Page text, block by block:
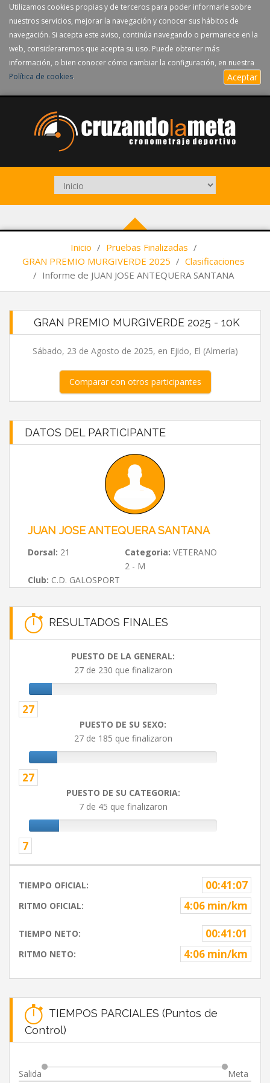
Utilizamos cookies propias y de terceros para poder informarle sobre
nuestros servicios, mejorar la navegación y conocer sus hábitos de
navegación. Si acepta este aviso, continúa navegando o permanece en la
web, consideraremos que acepta su uso. Puede obtener más
información, o bien conocer cómo cambiar la configuración, en nuestra
Política de cookies. Aceptar
Inicio / Pruebas Finalizadas /
GRAN PREMIO MURGIVERDE 2025 / Clasificaciones
/ Informe de JUAN JOSE ANTEQUERA SANTANA
GRAN PREMIO MURGIVERDE 2025 - 10K
Sábado, 23 de Agosto de 2025, en Ejido, El (Almería)
Comparar con otros participantes
DATOS DEL PARTICIPANTE
JUAN JOSE ANTEQUERA SANTANA
Dorsal: 21 Categoria: VETERANO
2 - M
Club: C.D. GALOSPORT
RESULTADOS FINALES
PUESTO DE LA GENERAL:
27 de 230 que finalizaron
27
PUESTO DE SU SEXO:
27 de 185 que finalizaron
27
PUESTO DE SU CATEGORIA:
7 de 45 que finalizaron
7
TIEMPO OFICIAL: 00:41:07
RITMO OFICIAL: 4:06 min/km
TIEMPO NETO: 00:41:01
RITMO NETO: 4:06 min/km
TIEMPOS PARCIALES (Puntos de
Control)
Salida Meta